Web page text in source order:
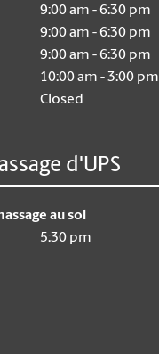
9:00 am - 6:30 pm
9:00 am - 6:30 pm
9:00 am - 6:30 pm
10:00 am - 3:00 pm
Closed
d'UPS
au sol
5:30 pm